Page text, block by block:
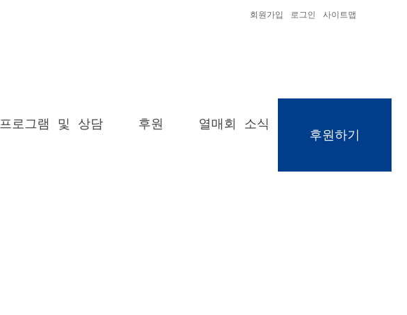
회원가입 로그인 사이트맵
프로그램 및 상담 후원 열매회 소식
후원하기